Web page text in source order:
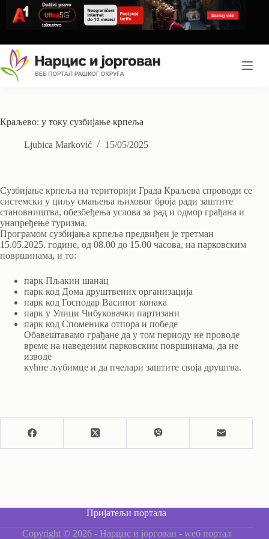
content
Краљево: у току сузбијање крпеља
Ljubica Marković 15/05/2025
Сузбијање крпеља на територији Града Краљева спроводи се
системски у циљу смањења њиховог броја ради заштите
становништва, обезбеђења услова за рад и одмор грађана и
унапређење туризма.
Програмом сузбијања крпеља предвиђен је третман
15.05.2025. године, од 08.00 до 15.00 часова, на парковским
површинама, и то:
парк Пљакин шанац
парк код Дома друштвених организација
парк код Господар Васиног конака
парк у Улици Чибуковачки партизани
парк код Споменика отпора и победе
Обавештавамо грађане да у том периоду не проводе
време на наведеним парковским површинама, да не
изводе
кућне љубимце и да пчелари заштите своја друштва.
Пријатељи портала
Copyright © 2026 - Нарцис и јоргован - wеб портал